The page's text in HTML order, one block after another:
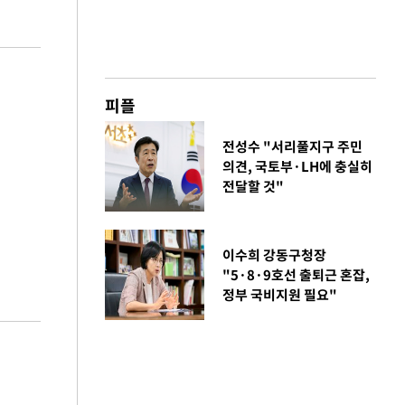
피플
전성수 "서리풀지구 주민
의견, 국토부·LH에 충실히
전달할 것"
이수희 강동구청장
"5·8·9호선 출퇴근 혼잡,
정부 국비지원 필요"